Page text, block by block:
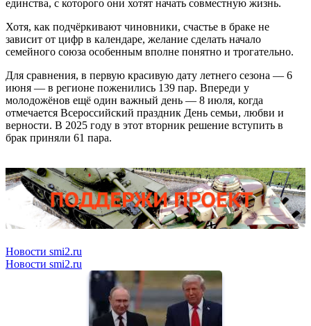
единства, с которого они хотят начать совместную жизнь.
Хотя, как подчёркивают чиновники, счастье в браке не
зависит от цифр в календаре, желание сделать начало
семейного союза особенным вполне понятно и трогательно.
Для сравнения, в первую красивую дату летнего сезона — 6
июня — в регионе поженились 139 пар. Впереди у
молодожёнов ещё один важный день — 8 июля, когда
отмечается Всероссийский праздник День семьи, любви и
верности. В 2025 году в этот вторник решение вступить в
брак приняли 61 пара.
Новости smi2.ru
Новости smi2.ru